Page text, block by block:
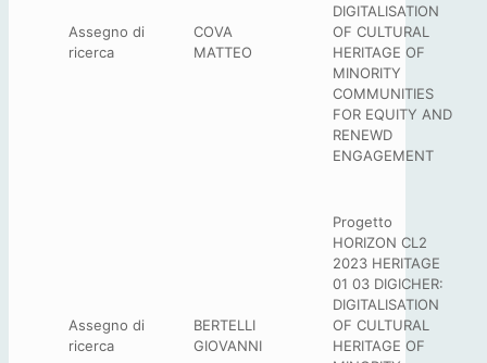
Assegno di
ricerca
COVA
MATTEO
DIGITALISATION
OF CULTURAL
HERITAGE OF
MINORITY
COMMUNITIES
FOR EQUITY AND
RENEWD
ENGAGEMENT
Assegno di
ricerca
BERTELLI
GIOVANNI
Progetto
HORIZON CL2
2023 HERITAGE
01 03 DIGICHER:
DIGITALISATION
OF CULTURAL
HERITAGE OF